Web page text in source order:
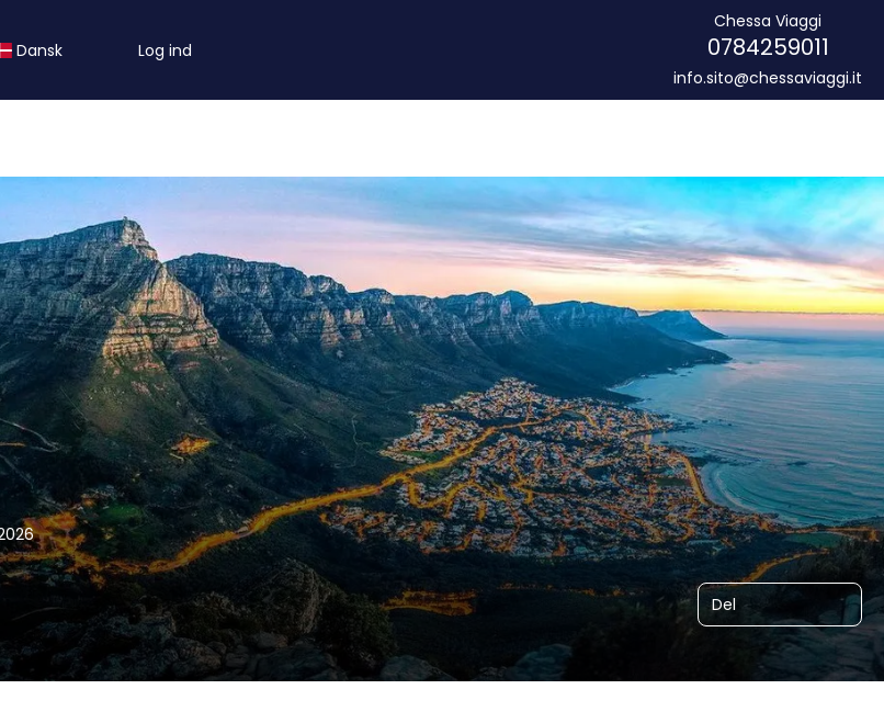
Dansk Log ind
Chessa Viaggi
0784259011
info.sito@chessaviaggi.it
Del